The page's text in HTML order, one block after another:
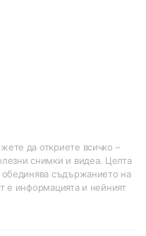
да откриете всичко –
снимки и видеа. Целта
съдържанието на
е информацията и нейният